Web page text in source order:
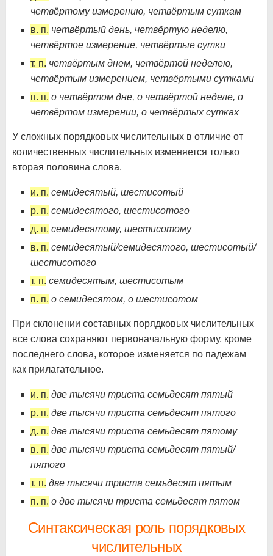
четвёртому измерению, четвёртым суткам
в. п. четвёртый день, четвёртую неделю,
четвёртое измерение, четвёртые сутки
т. п. четвёртым днем, четвёртой неделею,
четвёртым измерением, четвёртыми сутками
п. п. о четвёртом дне, о четвёртой неделе, о
четвёртом измерении, о четвёртых сутках
У сложных порядковых числительных в отличие от
количественных числительных изменяется только
вторая половина слова.
и. п. семидесятый, шестисотый
р. п. семидесятого, шестисотого
д. п. семидесятому, шестисотому
в. п. семидесятый/семидесятого, шестисотый/
шестисотого
т. п. семидесятым, шестисотым
п. п. о семидесятом, о шестисотом
При склонении составных порядковых числительных
все слова сохраняют первоначальную форму, кроме
последнего слова, которое изменяется по падежам
как прилагательное.
и. п. две тысячи триста семьдесят пятый
р. п. две тысячи триста семьдесят пятого
д. п. две тысячи триста семьдесят пятому
в. п. две тысячи триста семьдесят пятый/
пятого
т. п. две тысячи триста семьдесят пятым
п. п. о две тысячи триста семьдесят пятом
Синтаксическая роль порядковых
числительных